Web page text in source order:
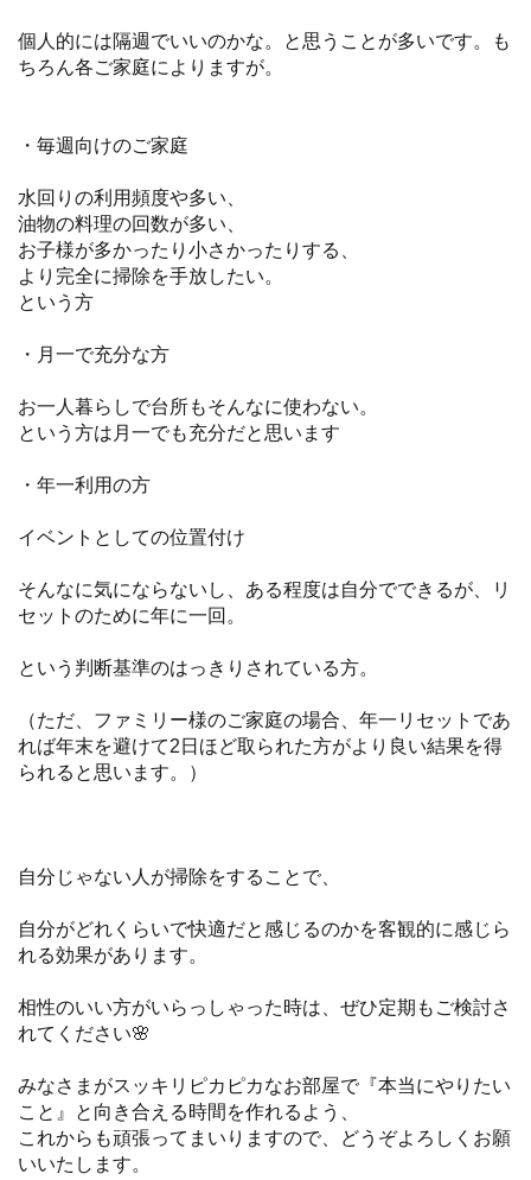
個人的には隔週でいいのかな。と思うことが多いです。も
ちろん各ご家庭によりますが。
・毎週向けのご家庭
水回りの利用頻度や多い、
油物の料理の回数が多い、
お子様が多かったり小さかったりする、
より完全に掃除を手放したい。
という方
・月一で充分な方
お一人暮らしで台所もそんなに使わない。
という方は月一でも充分だと思います
・年一利用の方
イベントとしての位置付け
そんなに気にならないし、ある程度は自分でできるが、リ
セットのために年に一回。
という判断基準のはっきりされている方。
（ただ、ファミリー様のご家庭の場合、年一リセットであ
れば年末を避けて2日ほど取られた方がより良い結果を得
られると思います。）
自分じゃない人が掃除をすることで、
自分がどれくらいで快適だと感じるのかを客観的に感じら
れる効果があります。
相性のいい方がいらっしゃった時は、ぜひ定期もご検討さ
れてください🌸
みなさまがスッキリピカピカなお部屋で『本当にやりたい
こと』と向き合える時間を作れるよう、
これからも頑張ってまいりますので、どうぞよろしくお願
いいたします。